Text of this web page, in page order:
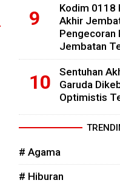
Kodim 0118
Akhir
Pengecoran
Jembatan
Sentuhan
Garuda
Optimistis
# Agama
# Hiburan